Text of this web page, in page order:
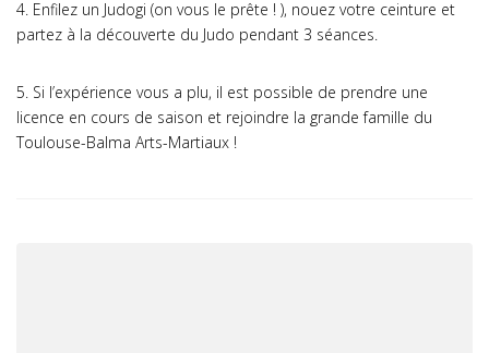
4. Enfilez un Judogi (on vous le prête ! ), nouez votre ceinture et
partez à la découverte du Judo pendant 3 séances.
5. Si l’expérience vous a plu, il est possible de prendre une
licence en cours de saison et rejoindre la grande famille du
Toulouse-Balma Arts-Martiaux !